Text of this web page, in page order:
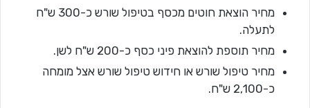
מחיר הוצאת חוטים מכסף בטיפול שורש כ-300 ש"ח
לתעלה.
מחיר תוספת להוצאת פיני כסף כ-200 ש"ח לשן.
מחיר טיפול שורש או חידוש טיפול שורש אצל מומחה
כ-2,100 ש"ח.